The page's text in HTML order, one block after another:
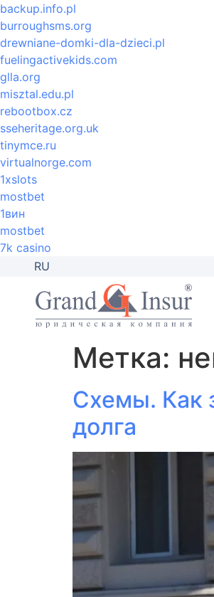
backup.info.pl
burroughsms.org
drewniane-domki-dla-dzieci.pl
fuelingactivekids.com
glla.org
misztal.edu.pl
rebootbox.cz
sseheritage.org.uk
tinymce.ru
virtualnorge.com
1xslots
mostbet
1вин
mostbet
7k casino
RU
Метка:
Схемы. Как
долга